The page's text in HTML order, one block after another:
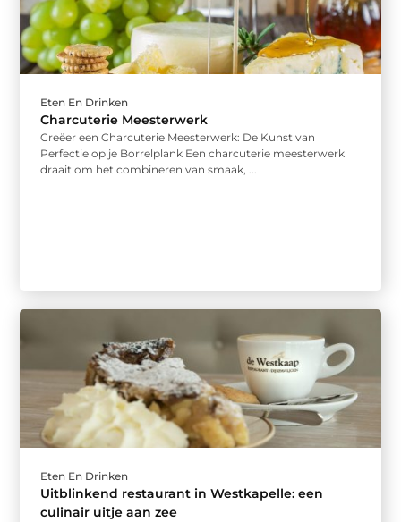
Eten En Drinken
Charcuterie Meesterwerk
Creëer een Charcuterie Meesterwerk: De Kunst van
Perfectie op je Borrelplank Een charcuterie meesterwerk
draait om het combineren van smaak, ...
Eten En Drinken
Uitblinkend restaurant in Westkapelle: een
culinair uitje aan zee